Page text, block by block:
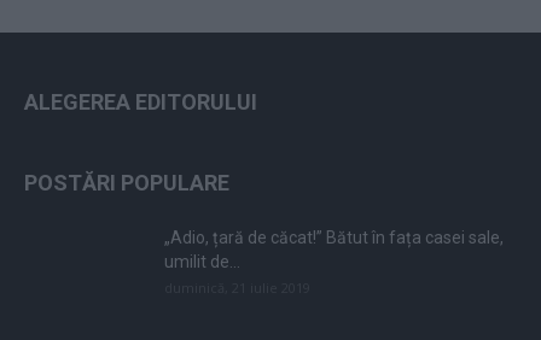
ALEGEREA EDITORULUI
POSTĂRI POPULARE
„Adio, țară de căcat!” Bătut în fața casei sale,
umilit de...